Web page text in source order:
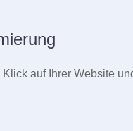
auf Ihrer Website